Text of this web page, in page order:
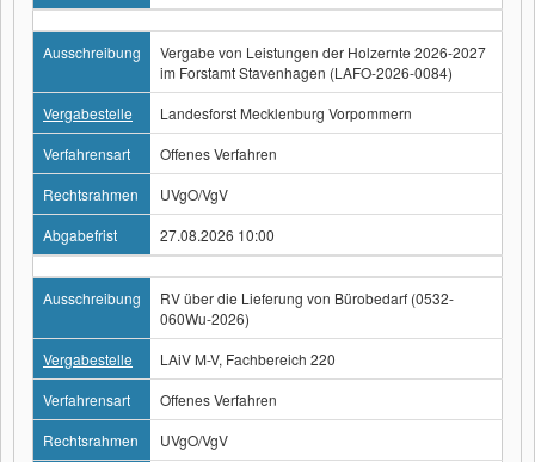
Ausschreibung
Vergabe von Leistungen der Holzernte 2026-2027
im Forstamt Stavenhagen (LAFO-2026-0084)
Vergabestelle
Landesforst Mecklenburg Vorpommern
Verfahrensart
Offenes Verfahren
Rechtsrahmen
UVgO/VgV
Abgabefrist
27.08.2026 10:00
Ausschreibung
RV über die Lieferung von Bürobedarf (0532-
060Wu-2026)
Vergabestelle
LAiV M-V, Fachbereich 220
Verfahrensart
Offenes Verfahren
Rechtsrahmen
UVgO/VgV